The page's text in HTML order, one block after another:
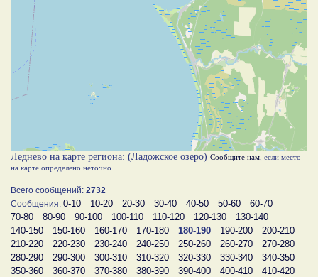
Леднево на карте региона: (Ладожское озеро) Сообщите нам , если место
на карте определено неточно
Всего сообщений: 2732
Сообщения: 0-10 10-20 20-30 30-40 40-50 50-60
60-70
70-80
80-90 90-100 100-110 110-120 120-130
130-140
140-150
150-160 160-170 170-180 180-190 190-200
200-210
210-220
220-230 230-240 240-250 250-260 260-270
270-280
280-290
290-300 300-310 310-320 320-330 330-340
340-350
350-360
360-370 370-380 380-390 390-400 400-410
410-420